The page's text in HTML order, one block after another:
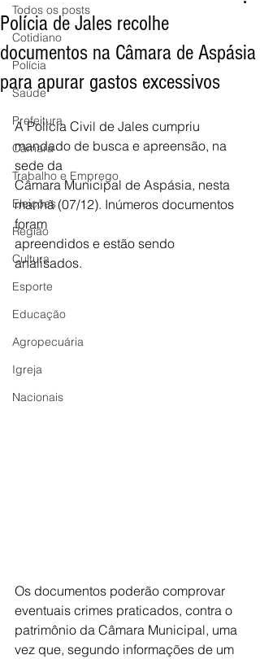
Todos os posts
Cotidiano
Polícia
Saúde
Prefeitura
Câmara
Trabalho e Emprego
Eleições
Região
Cultura
Esporte
Educação
Agropecuária
Igreja
Nacionais
Polícia de Jales recolhe
documentos na Câmara de Aspásia
para apurar gastos excessivos
A Polícia Civil de Jales cumpriu
mandado de busca e apreensão, na
sede da
Câmara Municipal de Aspásia, nesta
manhã (07/12). Inúmeros documentos
foram
apreendidos e estão sendo
analisados.
Os documentos poderão comprovar
eventuais crimes praticados, contra o
patrimônio da Câmara Municipal, uma
vez que, segundo informações de um